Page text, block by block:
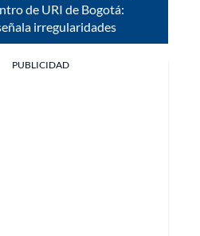
de URI de Bogotá:
irregularidades
PUBLICIDAD